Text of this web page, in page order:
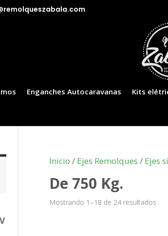
Enganches Autocaravanas Kits
Inicio / Ejes Remolques / Ejes
De 750 Kg.
Mostrando 1–18 de 24 resultados